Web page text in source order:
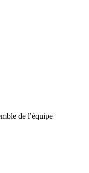
de l’équipe